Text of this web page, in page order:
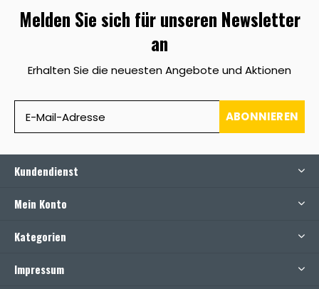
Melden Sie sich für unseren Newsletter
an
Erhalten Sie die neuesten Angebote und Aktionen
ABONNIEREN
Kundendienst
Mein Konto
Kategorien
Impressum